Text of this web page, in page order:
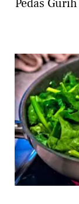
Pedas